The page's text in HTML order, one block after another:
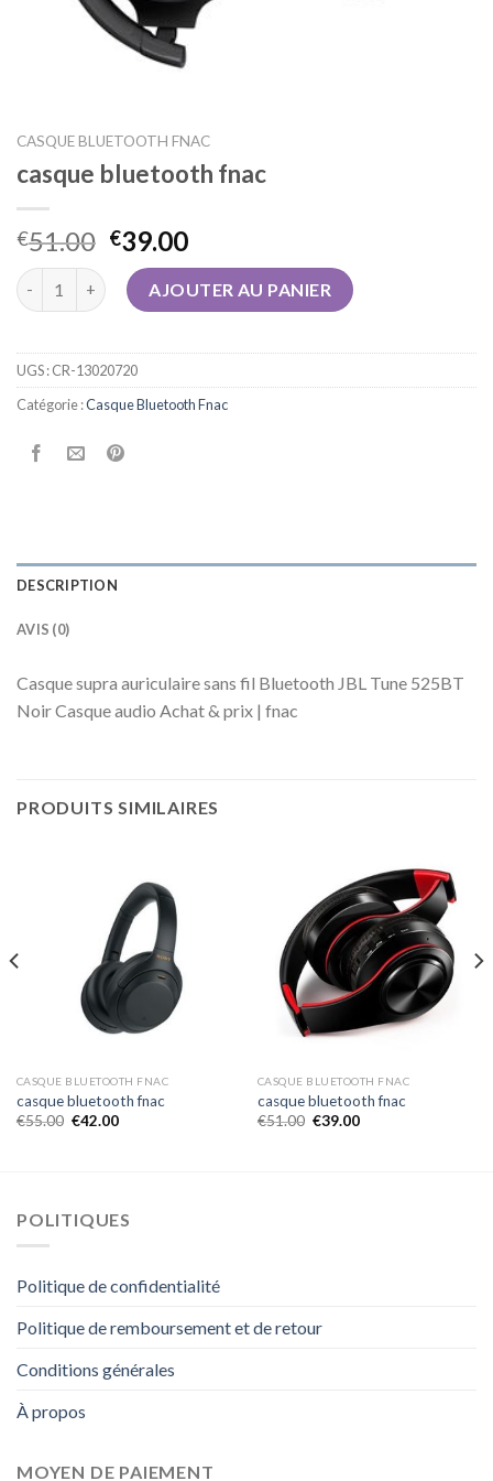
CASQUE BLUETOOTH FNAC
casque bluetooth fnac
€51.00 €39.00
quantité de casque bluetooth fnac
AJOUTER AU PANIER
UGS :CR-13020720
Catégorie :Casque Bluetooth Fnac
DESCRIPTION
AVIS (0)
Casque supra auriculaire sans fil Bluetooth JBL Tune 525BT
Noir Casque audio Achat & prix | fnac
PRODUITS SIMILAIRES
CASQUE BLUETOOTH FNAC
casque bluetooth fnac
€55.00 €42.00
CASQUE BLUETOOTH FNAC
casque bluetooth fnac
€51.00 €39.00
POLITIQUES
Politique de confidentialité
Politique de remboursement et de retour
Conditions générales
À propos
MOYEN DE PAIEMENT